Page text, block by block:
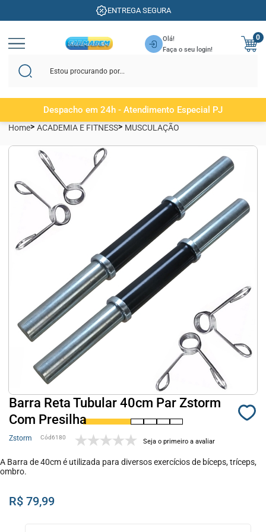
ENTREGA SEGURA
Olá!
Faça o seu login!
0
Despacho em 24h - Atendimento Especial PJ
Home ACADEMIA E FITNESS MUSCULAÇÃO
Barra Reta Tubular 40cm Par Zstorm
Com Presilha
Zstorm 6180 Seja o primeiro a avaliar
A Barra de 40cm é utilizada para diversos exercícios de bíceps, tríceps,
ombro.
R$ 79,99